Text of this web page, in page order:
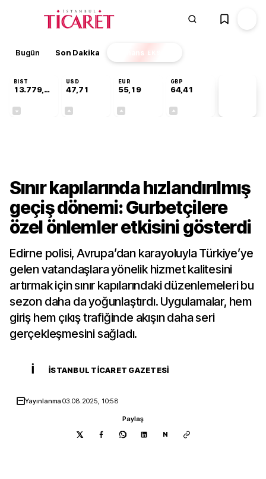
Bugün Son Dakika Finans EKSTRA
BIST
13.779,39
USD
47,71
EUR
55,19
GBP
64,41
Sınır kapılarında hızlandırılmış
geçiş dönemi: Gurbetçilere
özel önlemler etkisini gösterdi
Edirne polisi, Avrupa’dan karayoluyla Türkiye’ye
gelen vatandaşlara yönelik hizmet kalitesini
artırmak için sınır kapılarındaki düzenlemeleri bu
sezon daha da yoğunlaştırdı. Uygulamalar, hem
giriş hem çıkış trafiğinde akışın daha seri
gerçekleşmesini sağladı.
İ İSTANBUL TICARET GAZETESI
Yayınlanma03.08.2025, 10:58
Paylaş
N